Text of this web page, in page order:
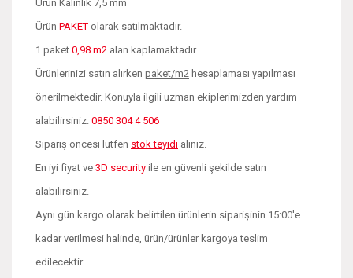
Ürün Kalınlık 7,5 mm
Ürün PAKET olarak satılmaktadır.
1 paket 0,98 m2 alan kaplamaktadır.
Ürünlerinizi satın alırken paket/m2 hesaplaması yapılması
önerilmektedir. Konuyla ilgili uzman ekiplerimizden yardım
alabilirsiniz. 0850 304 4 506
Sipariş öncesi lütfen stok teyidi alınız.
En iyi fiyat ve 3D security ile en güvenli şekilde satın
alabilirsiniz.
Aynı gün kargo olarak belirtilen ürünlerin siparişinin 15:00'e
kadar verilmesi halinde, ürün/ürünler kargoya teslim
edilecektir.